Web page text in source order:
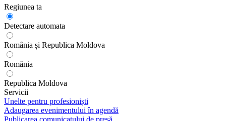
Regiunea ta
Detectare automata
România și Republica Moldova
România
Republica Moldova
Servicii
Unelte pentru profesioniști
Adaugarea evenimentului în agendă
Publicarea comunicatului de presă